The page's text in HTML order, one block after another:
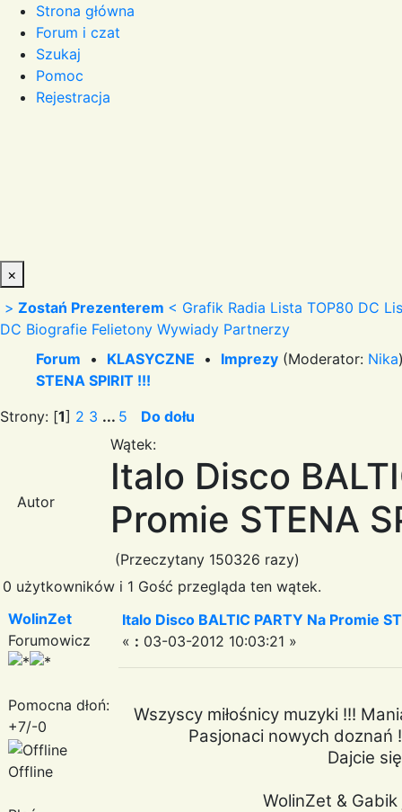
Strona główna
Forum i czat
Szukaj
Pomoc
Rejestracja
×
> Zostań Prezenterem < Grafik Radia Lista TOP80 DC
DC Biografie Felietony Wywiady Partnerzy
Forum • KLASYCZNE • Imprezy (Moderator: Nika
STENA SPIRIT !!!
Strony: [1] 2 3 ... 5 Do dołu
Autor
Wątek:
Italo Disco
Promie STENA
(Przeczytany 150326 razy)
0 użytkowników i 1 Gość przegląda ten wątek.
WolinZet
Forumowicz
Pomocna dłoń:
+7/-0
Offline
Italo Disco BALTIC PARTY Na Promie
« : 03-03-2012 10:03:21 »
Wszyscy miłośnicy muzyki !!!
Pasjonaci nowych doznań
Dajcie
WolinZet &